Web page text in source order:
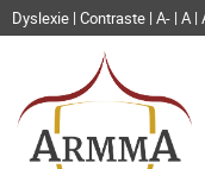
Dyslexie Contraste A- A